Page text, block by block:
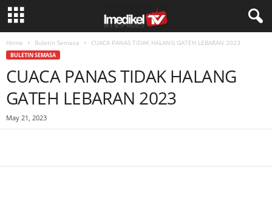
Home Buletin Semasa CUACA PANAS TIDAK HALANG GATEH LEBARAN 2023
BULETIN SEMASA
CUACA PANAS TIDAK HALANG
GATEH LEBARAN 2023
May 21, 2023